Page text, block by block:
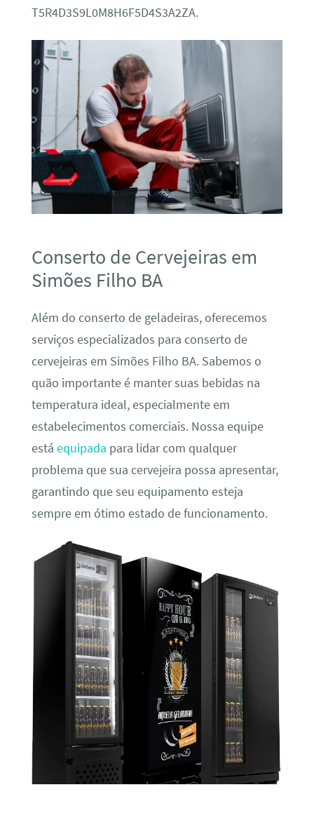
T5R4D3S9L0M8H6F5D4S3A2ZA.
Conserto de Cervejeiras em
Simões Filho BA
Além do conserto de geladeiras, oferecemos
serviços especializados para conserto de
cervejeiras em Simões Filho BA. Sabemos o
quão importante é manter suas bebidas na
temperatura ideal, especialmente em
estabelecimentos comerciais. Nossa equipe
está equipada para lidar com qualquer
problema que sua cervejeira possa apresentar,
garantindo que seu equipamento esteja
sempre em ótimo estado de funcionamento.